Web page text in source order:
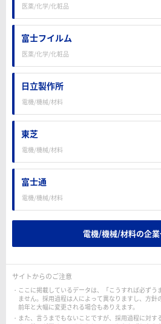
医薬/化学/化粧品
富士フイルム
医薬/化学/化粧品
日立製作所
電機/機械/材料
東芝
電機/機械/材料
富士通
電機/機械/材料
電機/機械/材料の企
サイトからのご注意
ここに掲載しているデータは、「こうすれば必ずう
ません。採用過程は人によって異なりますし、方
前年と大幅に変更される場合もありえます。
また、言うまでもないことですが、採用過程に対